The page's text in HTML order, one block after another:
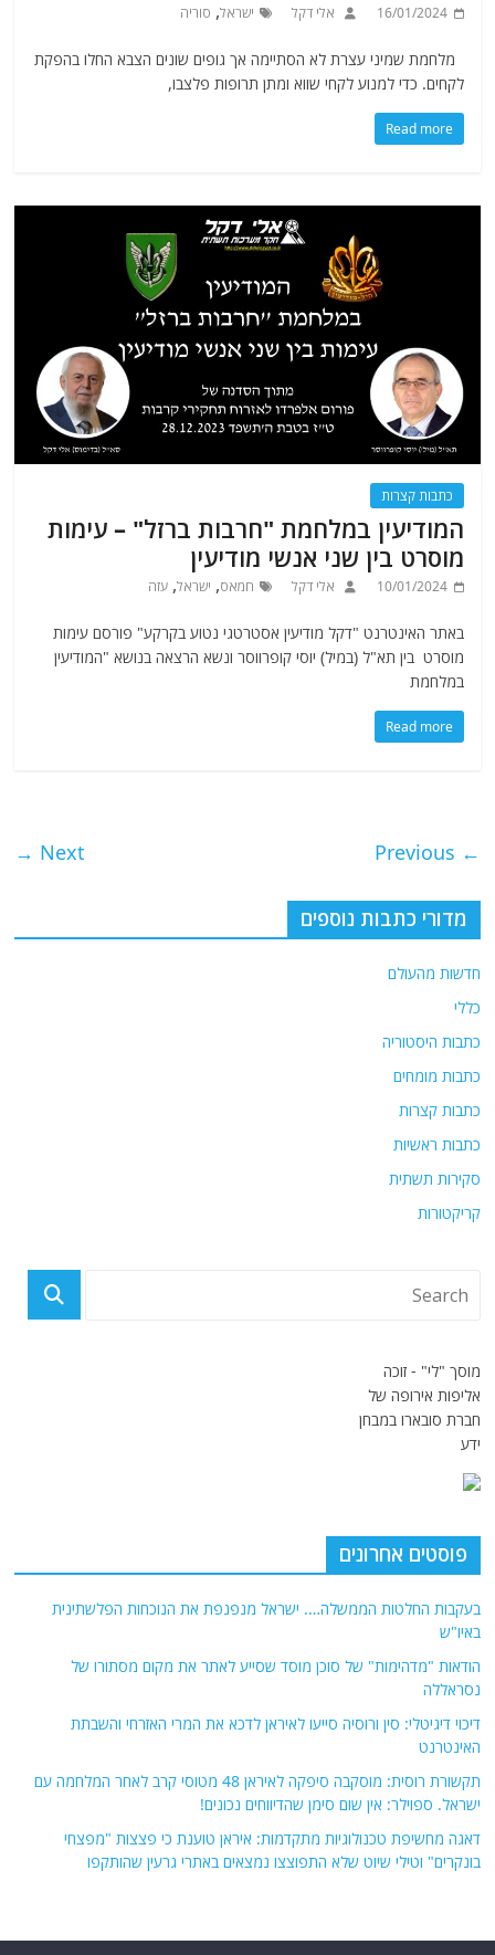
16/01/2024 אלי דקל ישראל, סוריה
מלחמת שמיני עצרת לא הסתיימה אך גופים שונים הצבא החלו בהפקת
לקחים. כדי למנוע לקחי שווא ומתן תרופות פלצבו,
Read more
כתבות קצרות
המודיעין במלחמת "חרבות ברזל" – עימות
מוסרט בין שני אנשי מודיעין
10/01/2024 אלי דקל חמאס, ישראל,עזה
באתר האינטרנט "דקל מודיעין אסטרטגי נטוע בקרקע" פורסם עימות
מוסרט בין תא"ל (במיל) יוסי קופרווסר ונשא הרצאה בנושא "המודיעין
במלחמת
Read more
← Previous
Next →
מדורי כתבות נוספים
חדשות מהעולם
כללי
כתבות היסטוריה
כתבות מומחים
כתבות קצרות
כתבות ראשיות
סקירות תשתית
קריקטורות
פוסטים אחרונים
בעקבות החלטות הממשלה…. ישראל מנפנפת את הנוכחות הפלשתינית
באיו"ש
הודאות "מדהימות" של סוכן מוסד שסייע לאתר את מקום מסתורו של
נסראללה
דיכוי דיגיטלי: סין ורוסיה סייעו לאיראן לדכא את המרי האזרחי והשבתת
האינטרנט
תקשורת רוסית: מוסקבה סיפקה לאיראן 48 מטוסי קרב לאחר המלחמה עם
ישראל. ספוילר: אין שום סימן שהדיווחים נכונים!
דאגה מחשיפת טכנולוגיות מתקדמות: איראן טוענת כי פצצות "מפצחי
בונקרים" וטילי שיוט שלא התפוצצו נמצאים באתרי גרעין שהותקפו